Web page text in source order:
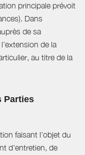
principale prévoit
Dans
de sa
de la
au titre de la
Parties
faisant l'objet du
d'entretien, de